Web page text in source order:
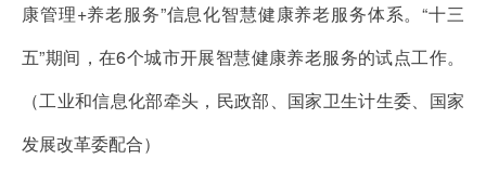
康管理+养老服务”信息化智慧健康养老服务体系。“十三
五”期间，在6个城市开展智慧健康养老服务的试点工作。
（工业和信息化部牵头，民政部、国家卫生计生委、国家
发展改革委配合）